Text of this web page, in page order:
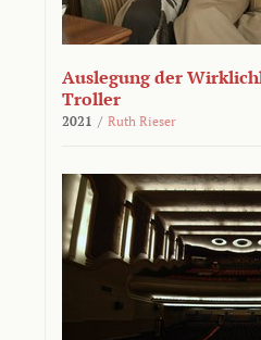
Auslegung der
Troller
2021 / Ruth Rieser